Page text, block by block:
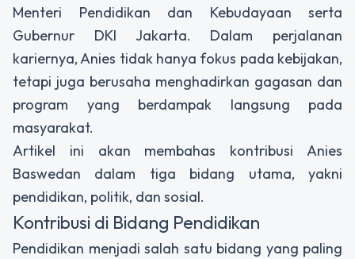
Menteri Pendidikan dan Kebudayaan serta
Gubernur DKI Jakarta. Dalam perjalanan
kariernya, Anies tidak hanya fokus pada kebijakan,
tetapi juga berusaha menghadirkan gagasan dan
program yang berdampak langsung pada
masyarakat.
Artikel ini akan membahas kontribusi Anies
Baswedan dalam tiga bidang utama, yakni
pendidikan, politik, dan sosial.
Kontribusi di Bidang Pendidikan
Pendidikan menjadi salah satu bidang yang paling